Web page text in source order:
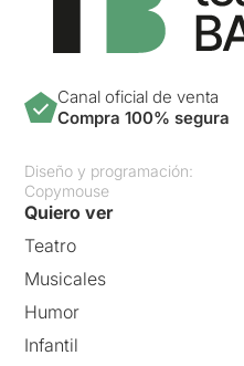
Canal oficial de venta
Compra 100% segura
Diseño y programación:
Copymouse
Quiero ver
Teatro
Musicales
Humor
Infantil